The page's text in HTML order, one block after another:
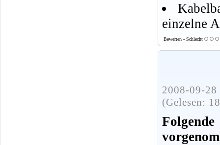
einzelne
Bewerten - Schlecht
2008-09-
(Gelesen: